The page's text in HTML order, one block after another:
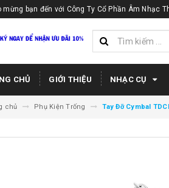
mừng bạn đến với Công Ty Cổ Phần Âm Nhạc
CHỦ GIỚI THIỆU NHẠC CỤ
chủ Phụ Kiện Trống Tay Đỡ Cymbal